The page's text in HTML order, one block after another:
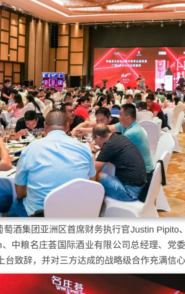
萄酒集团亚洲区首席财务执行官Justin Pipito
中粮名庄荟国际酒业有限公司总经理、党
台致辞，并对三方达成的战略级合作充满信心